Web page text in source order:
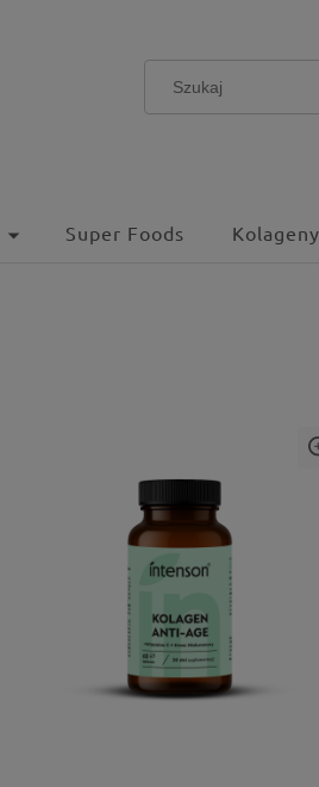
Super Foods Kolageny